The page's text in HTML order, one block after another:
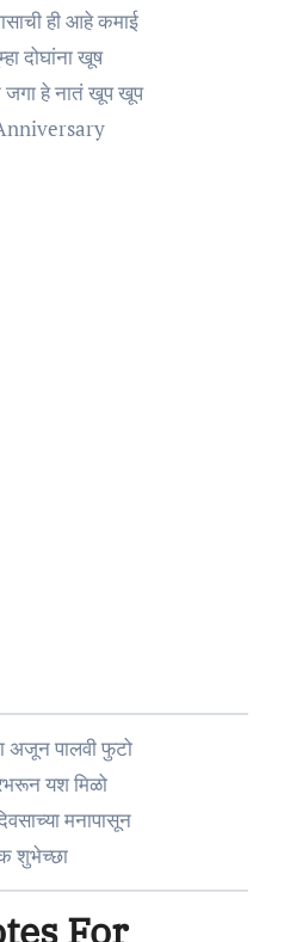
ही आहे कमाई
दोघांना खूष
जगा हे नातं खूप खूप
अजून पालवी फुटो
यश मिळो
मनापासून
शुभेच्छा
For